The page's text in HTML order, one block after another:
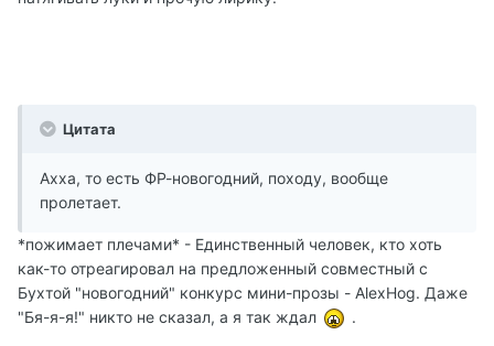
Цитата
Ахха, то есть ФР-новогодний, походу, вообще
пролетает.
*пожимает плечами* - Единственный человек, кто хоть
как-то отреагировал на предложенный совместный с
Бухтой "новогодний" конкурс мини-прозы - AlexHog. Даже
"Бя-я-я!" никто не сказал, а я так ждал
.